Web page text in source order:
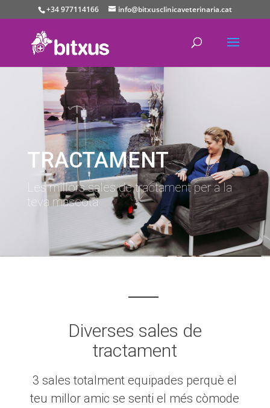
+34 977114166 info@bitxusclinicaveterinaria.cat
TRACTAMENT
Les millors sales de tractament per a la
teva mascota
Diverses sales de
tractament
3 sales totalment equipades perquè el
teu millor amic se senti el més còmode